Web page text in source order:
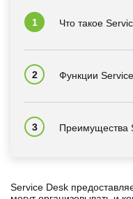
Что такое
Функции
Преимущества
Service Desk